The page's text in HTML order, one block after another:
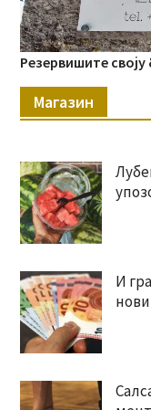
Резервишите
Магазин
И